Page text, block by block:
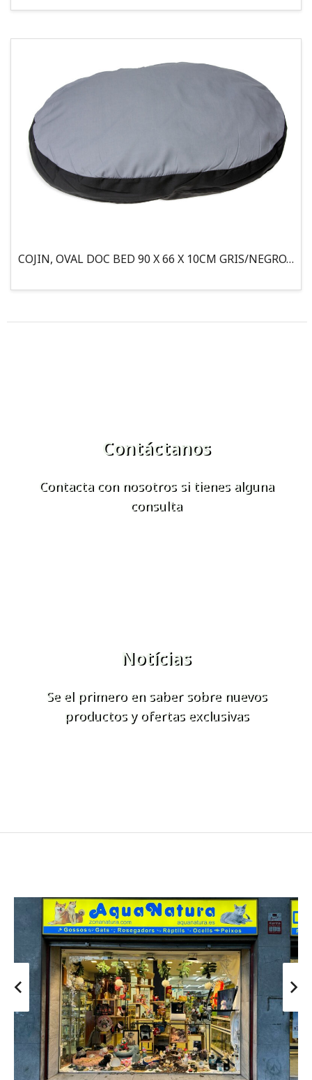
COJIN, OVAL DOC BED 90 X 66 X 10CM GRIS/NEGRO, 95°
Contáctanos
Contacta con nosotros si tienes alguna
consulta
Notícias
Se el primero en saber sobre nuevos
productos y ofertas exclusivas